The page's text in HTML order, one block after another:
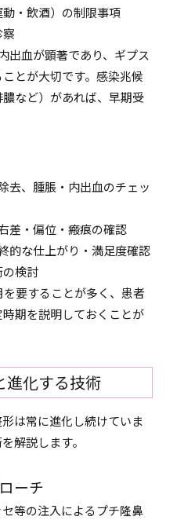
・飲酒）の制限事項
察
出血が顕著であり、ギプス
とが大切です。感染兆候
膿など）があれば、早期受
去、腫脹・内出血のチェッ
差・偏位・瘢痕の確認
的な仕上がり・満足度確認
の検討
要することが多く、患者
期を説明しておくことが
進化する技術
は常に進化し続けていま
解説します。
ーチ
等の注入によるプチ隆鼻